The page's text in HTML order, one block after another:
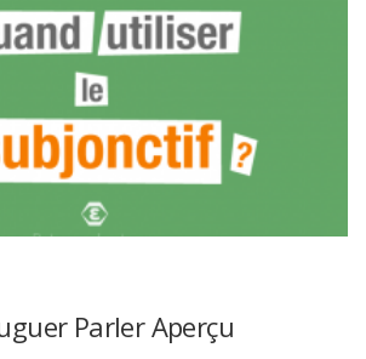
Parler Aperçu